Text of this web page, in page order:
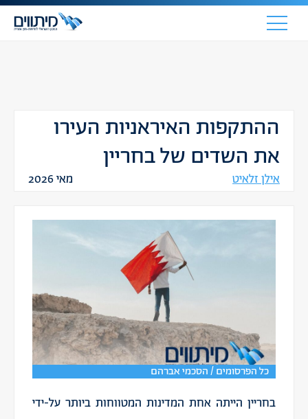
ההתקפות האיראניות העירו
את השדים של בחריין
אילן זלאיט מאי 2026
כל הפרסומים / הסכמי אברהם
בחריין הייתה אחת המדינות המטווחות ביותר על-ידי